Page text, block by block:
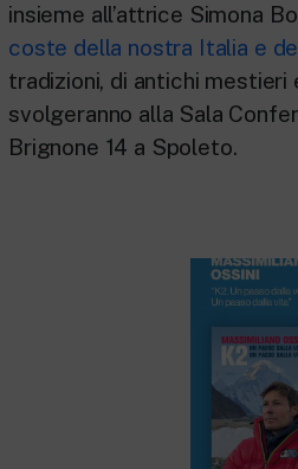
insieme all’attrice Simona
coste della nostra Italia e
tradizioni, di antichi
svolgeranno alla Sala
Brignone 14 a Spoleto.